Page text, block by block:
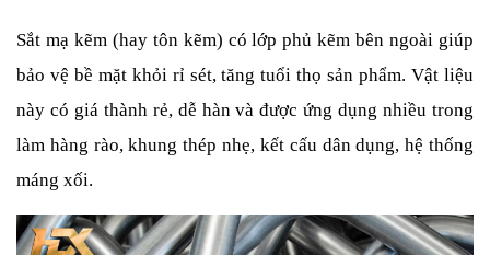
Sắt mạ kẽm (hay tôn kẽm) có lớp phủ kẽm bên ngoài giúp
bảo vệ bề mặt khỏi rỉ sét, tăng tuổi thọ sản phẩm. Vật liệu
này có giá thành rẻ, dễ hàn và được ứng dụng nhiều trong
làm hàng rào, khung thép nhẹ, kết cấu dân dụng, hệ thống
máng xối.